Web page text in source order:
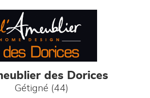
des Dorices
Gétigné (44)